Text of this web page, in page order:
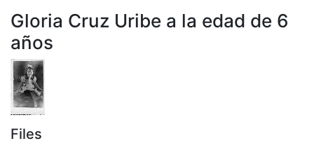
Gloria Cruz Uribe a la edad de 6
años
Files